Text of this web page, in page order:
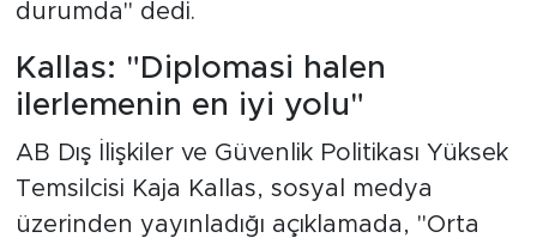
durumda" dedi.
Kallas: "Diplomasi halen
ilerlemenin en iyi yolu"
AB Dış İlişkiler ve Güvenlik Politikası Yüksek
Temsilcisi Kaja Kallas, sosyal medya
üzerinden yayınladığı açıklamada, "Orta